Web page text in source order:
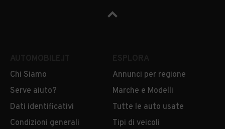
Chi Siamo
Serve aiuto?
Dati identificativi
Condizioni generali
Annunci per regione
Marche e Modelli
Tutte le auto usate
Tipi di veicoli